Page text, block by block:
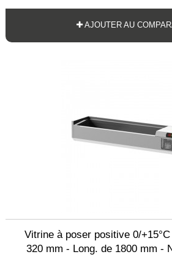
AJOUTER AU
Vitrine à poser positive 0/
320 mm - Long. de 1800 mm -